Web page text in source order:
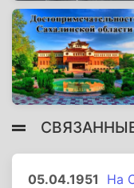
05.04.1951 На